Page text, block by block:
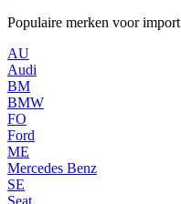
Populaire merken voor import
AU
Audi
BM
BMW
FO
Ford
ME
Mercedes Benz
SE
Seat